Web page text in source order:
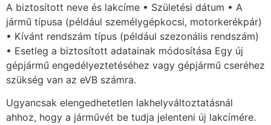
A biztosított neve és lakcíme • Születési dátum • A
jármű típusa (például személygépkocsi, motorkerékpár)
• Kívánt rendszám típus (például szezonális rendszám)
• Esetleg a biztosított adatainak módosítása Egy új
gépjármű engedélyeztetéséhez vagy gépjármű cseréhez
szükség van az eVB számra.
Ugyancsak elengedhetetlen lakhelyváltoztatásnál
ahhoz, hogy a járművét be tudja jelenteni új lakcímére.